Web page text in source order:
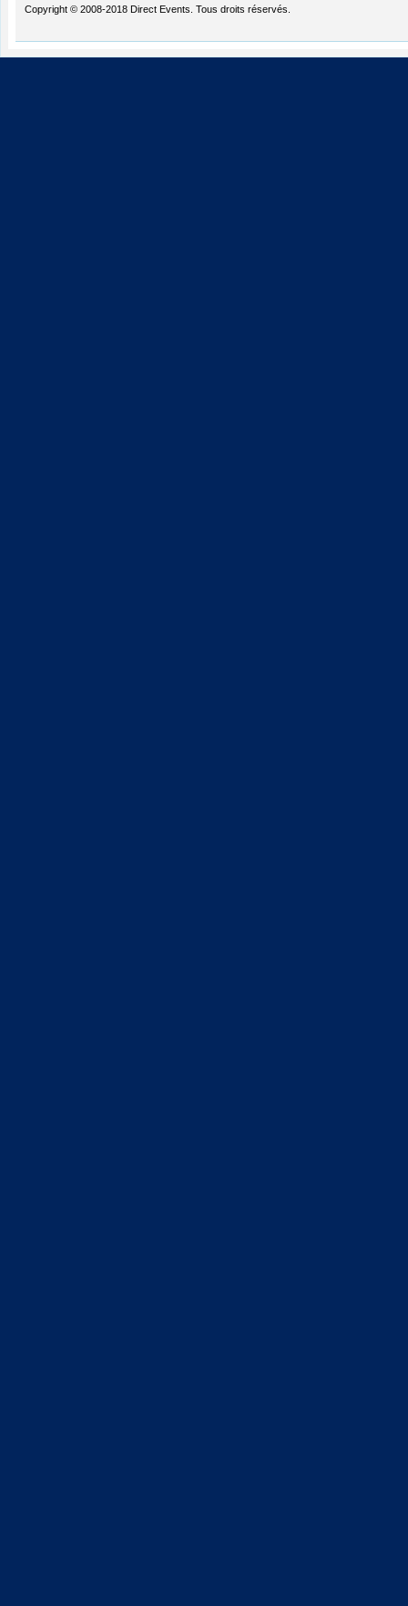
Copyright © 2008-2018 Direct Events. Tous droits réservés.